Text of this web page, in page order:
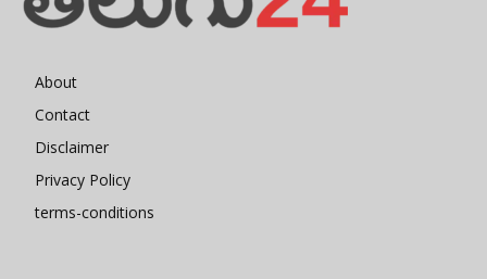
About
Contact
Disclaimer
Privacy Policy
terms-conditions